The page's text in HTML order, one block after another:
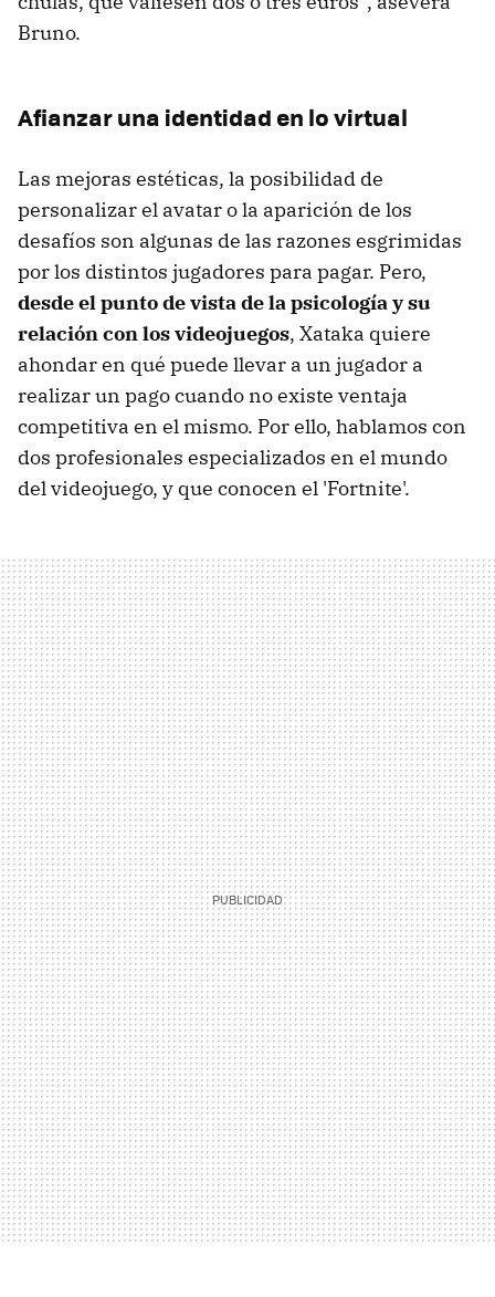
Bruno.
Afianzar una identidad en lo virtual
Las mejoras estéticas, la posibilidad de
personalizar el avatar o la aparición de los
desafíos son algunas de las razones esgrimidas
por los distintos jugadores para pagar. Pero,
desde el punto de vista de la psicología y su
relación con los videojuegos, Xataka quiere
ahondar en qué puede llevar a un jugador a
realizar un pago cuando no existe ventaja
competitiva en el mismo. Por ello, hablamos con
dos profesionales especializados en el mundo
del videojuego, y que conocen el 'Fortnite'.